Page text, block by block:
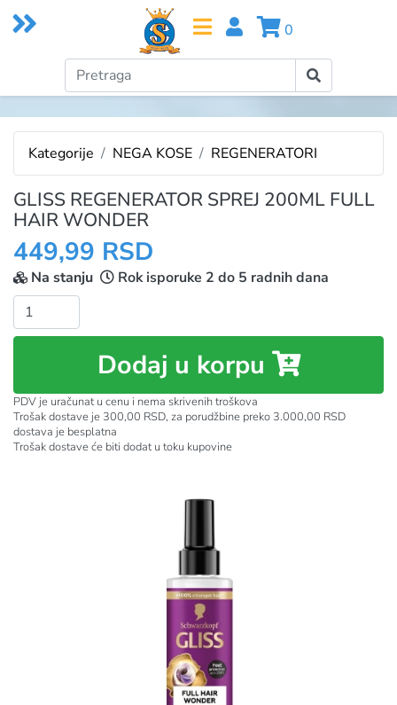
0
Kategorije NEGA KOSE REGENERATORI
GLISS REGENERATOR SPREJ 200ML FULL
HAIR WONDER
449,99 RSD
Na stanju
Rok isporuke 2 do 5 radnih dana
Dodaj u korpu
PDV je uračunat u cenu i nema skrivenih troškova
Trošak dostave je 300,00 RSD, za porudžbine preko 3.000,00 RSD
dostava je besplatna
Trošak dostave će biti dodat u toku kupovine